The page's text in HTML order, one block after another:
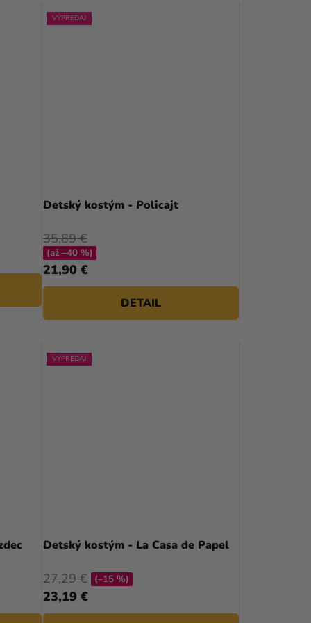
D
E
D
U
K
T
V
VÝPREDAJ
Detský kostým - Policajt
21,90 €
35,89 €
(až –40 %)
DETAIL
VÝPREDAJ
Detský kostým - La Casa de Papel
23,19 €
27,29 € (–15 %)